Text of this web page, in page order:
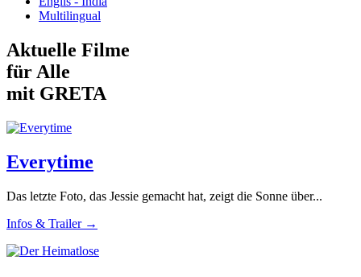
Multilingual
Aktuelle Filme
für Alle
mit GRETA
Everytime
Das letzte Foto, das Jessie gemacht hat, zeigt die Sonne über...
Infos & Trailer →